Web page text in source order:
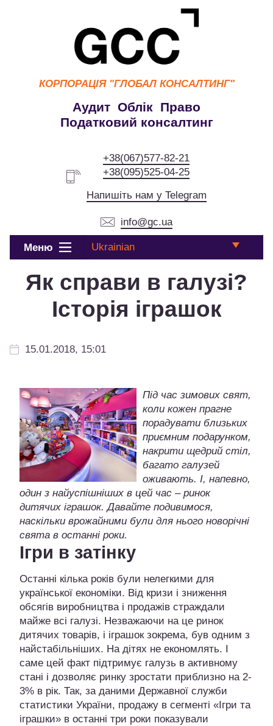
КОРПОРАЦІЯ "ГЛОБАЛ КОНСАЛТИНГ"
Аудит Облік Право
Податковий консалтинг
+38(067)577-82-21
+38(095)525-04-25
Напишіть нам у Telegram
info@gc.ua
Меню Ukrainian
Як справи в галузі?
Історія іграшок
15.01.2018, 15:01
Під час зимових свят,
коли кожен прагне
порадувати близьких
приємним подарунком,
накрити щедрий стіл,
багато галузей
оживають. І, напевно,
один з найуспішніших в цей час – ринок
дитячих іграшок. Давайте подивимося,
наскільки врожайними були для нього новорічні
свята в останні роки.
Ігри в затінку
Останні кілька років були нелегкими для
української економіки. Від кризи і зниження
обсягів виробництва і продажів страждали
майже всі галузі. Незважаючи на це ринок
дитячих товарів, і іграшок зокрема, був одним з
найстабільніших. На дітях не економлять. І
саме цей факт підтримує галузь в активному
стані і дозволяє ринку зростати приблизно на 2-
3% в рік. Так, за даними Державної служби
статистики України, продажу в сегменті «Ігри та
іграшки» в останні три роки показували